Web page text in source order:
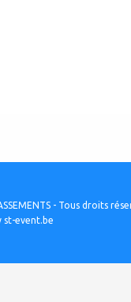
- Tous droits
st-event.be